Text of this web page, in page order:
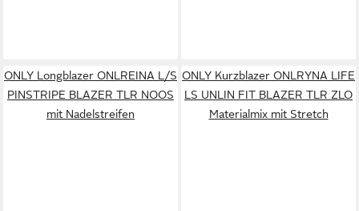
ONLY Longblazer ONLREINA L/S
PINSTRIPE BLAZER TLR NOOS
mit Nadelstreifen
ONLY Kurzblazer ONLRYNA LIFE
LS UNLIN FIT BLAZER TLR ZLO
Materialmix mit Stretch